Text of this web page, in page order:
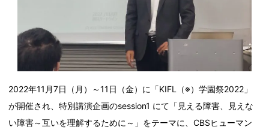
2022年11月7日（月）～11日（金）に「KIFL（※）学園祭2022」
が開催され、特別講演企画のsession1 にて「見える障害、見えな
い障害～互いを理解するために～」をテーマに、CBSヒューマン